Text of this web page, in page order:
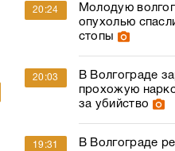
20:24
Молодую
опухолью
стопы
20:03
В Волгограде
прохожую
за убийство
19:31
В Волгограде